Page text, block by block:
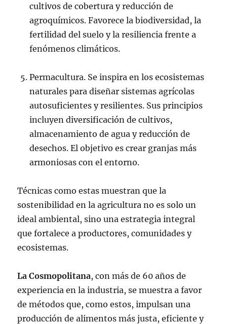
cultivos de cobertura y reducción de
agroquímicos. Favorece la biodiversidad, la
fertilidad del suelo y la resiliencia frente a
fenómenos climáticos.
Permacultura. Se inspira en los ecosistemas
naturales para diseñar sistemas agrícolas
autosuficientes y resilientes. Sus principios
incluyen diversificación de cultivos,
almacenamiento de agua y reducción de
desechos. El objetivo es crear granjas más
armoniosas con el entorno.
Técnicas como estas muestran que la
sostenibilidad en la agricultura no es solo un
ideal ambiental, sino una estrategia integral
que fortalece a productores, comunidades y
ecosistemas.
La Cosmopolitana, con más de 60 años de
experiencia en la industria, se muestra a favor
de métodos que, como estos, impulsan una
producción de alimentos más justa, eficiente y